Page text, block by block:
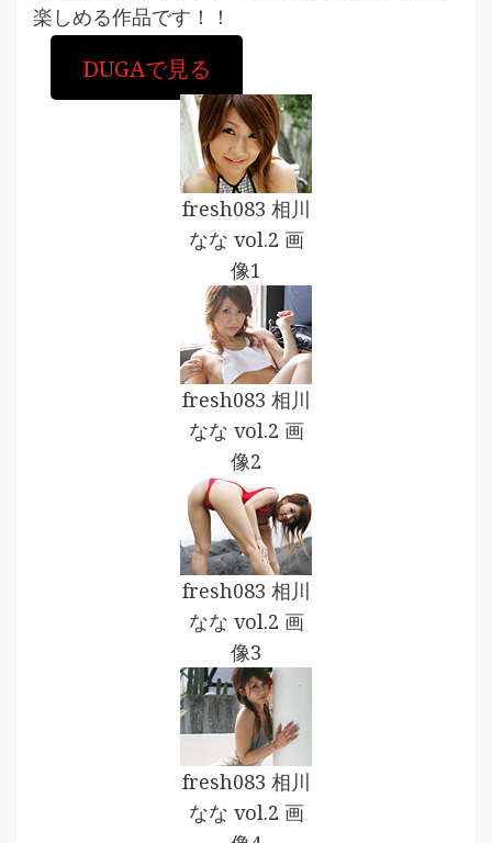
楽しめる作品です！！
DUGAで見る
fresh083 相川
なな vol.2 画
像1
fresh083 相川
なな vol.2 画
像2
fresh083 相川
なな vol.2 画
像3
fresh083 相川
なな vol.2 画